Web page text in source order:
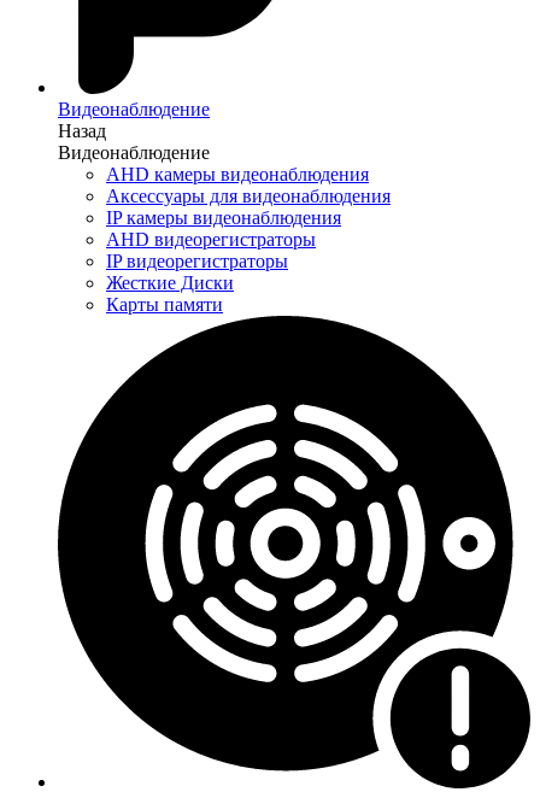
Видеонаблюдение
Назад
Видеонаблюдение
AHD камеры видеонаблюдения
Аксессуары для видеонаблюдения
IP камеры видеонаблюдения
AHD видеорегистраторы
IP видеорегистраторы
Жесткие Диски
Карты памяти